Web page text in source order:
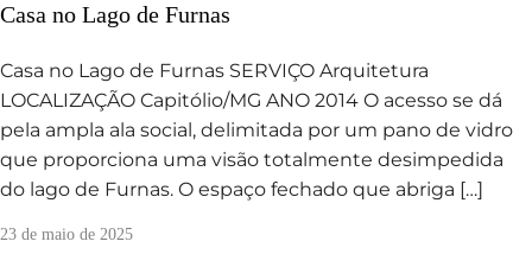
Casa no Lago de Furnas
Casa no Lago de Furnas SERVIÇO Arquitetura
LOCALIZAÇÃO Capitólio/MG ANO 2014 O acesso se dá
pela ampla ala social, delimitada por um pano de vidro
que proporciona uma visão totalmente desimpedida
do lago de Furnas. O espaço fechado que abriga […]
23 de maio de 2025